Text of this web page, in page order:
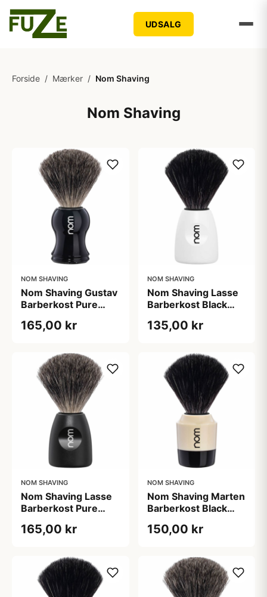
UDSALG
Forside / Mærker / Nom Shaving
Nom Shaving
NOM SHAVING
Nom Shaving Gustav
Barberkost Pure
165,00 kr
NOM SHAVING
Nom Shaving Lasse
Barberkost Black
135,00 kr
NOM SHAVING
Nom Shaving Lasse
Barberkost Pure
165,00 kr
NOM SHAVING
Nom Shaving Marten
Barberkost Black
150,00 kr